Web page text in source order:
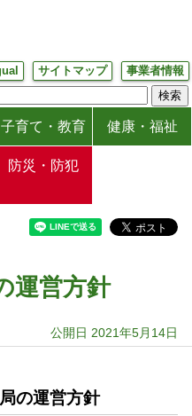
サイトマップ 事業者情報
子育て・教育 健康・福祉
防災・防犯
運営方針
公開日 2021年5月14日
の運営方針